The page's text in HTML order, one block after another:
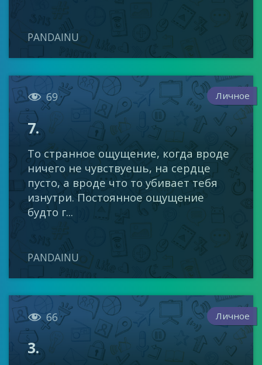
PANDAINU
 69 Личное
7.
То странное ощущение, когда вроде
ничего не чувствуешь, на сердце
пусто, а вроде что то убивает тебя
изнутри. Постоянное ощущение
будто г...
PANDAINU
 66 Личное
3.